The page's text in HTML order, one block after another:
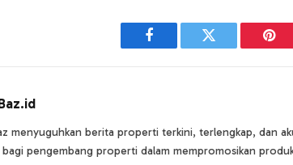
Facebook Twitter
menyuguhkan berita properti terkini, terlengkap, dan
bagi pengembang properti dalam mempromosikan